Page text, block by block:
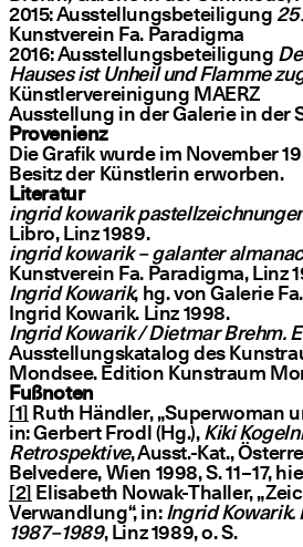
2015: Ausstellungsbeteiligung25
Kunstverein Fa. Paradigma
2016: Ausstellungsbeteiligung
Hauses ist Unheil und Flamme
Künstlervereinigung MAERZ
Ausstellung in der Galerie in der
Provenienz
Die Grafik wurde im November
Besitz der Künstlerin erworben.
Literatur
ingrid kowarik pastellzeichnungen
Libro, Linz 1989.
ingrid kowarik – galanter
Kunstverein Fa. Paradigma, Linz
Ingrid Kowarik, hg. von Galerie
Ingrid Kowarik. Linz 1998.
Ingrid Kowarik / Dietmar Brehm.
Ausstellungskatalog des
Mondsee. Edition Kunstraum
Fußnoten
[1] Ruth Händler,„Superwoman
in: Gerbert Frodl (Hg.),Kiki
Retrospektive, Ausst.-Kat.,
Belvedere, Wien 1998, S. 11 – 17,
[2] Elisabeth Nowak-Thaller,„
Verwandlung“, in:Ingrid Kowarik.
1987 – 1989, Linz 1989, o. S.